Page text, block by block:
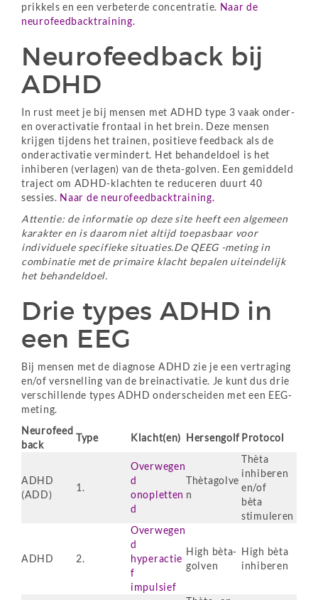
prikkels en een verbeterde concentratie. Naar de
neurofeedbacktraining.
Neurofeedback bij
ADHD
In rust meet je bij mensen met ADHD type 3 vaak onder-
en overactivatie frontaal in het brein. Deze mensen
krijgen tijdens het trainen, positieve feedback als de
onderactivatie vermindert. Het behandeldoel is het
inhiberen (verlagen) van de theta-golven. Een gemiddeld
traject om ADHD-klachten te reduceren duurt 40
sessies. Naar de neurofeedbacktraining.
Attentie: de informatie op deze site heeft een algemeen
karakter en is daarom niet altijd toepasbaar voor
individuele specifieke situaties.De QEEG -meting in
combinatie met de primaire klacht bepalen uiteindelijk
het behandeldoel.
Drie types ADHD in
een EEG
Bij mensen met de diagnose ADHD zie je een vertraging
en/of versnelling van de breinactivatie. Je kunt dus drie
verschillende types ADHD onderscheiden met een EEG-
meting.
Neurofeed
back
Type Klacht(en) HersengolfProtocol
ADHD
(ADD)
1.
Overwegen
d
onopletten
d
Thètagolve
n
Thèta
inhiberen
en/of
bèta
stimuleren
ADHD 2.
Overwegen
d
hyperactie
f
impulsief
High bèta-
golven
High bèta
inhiberen